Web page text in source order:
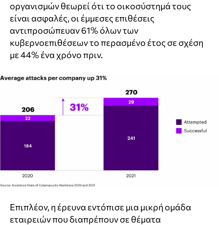
οργανισμών θεωρεί ότι το οικοσύστημά τους
είναι ασφαλές, οι έμμεσες επιθέσεις
αντιπροσώπευαν 61% όλων των
κυβερνοεπιθέσεων το περασμένο έτος σε σχέση
με 44% ένα χρόνο πριν.
Επιπλέον, η έρευνα εντόπισε μια μικρή ομάδα
εταιρειών που διαπρέπουν σε θέματα